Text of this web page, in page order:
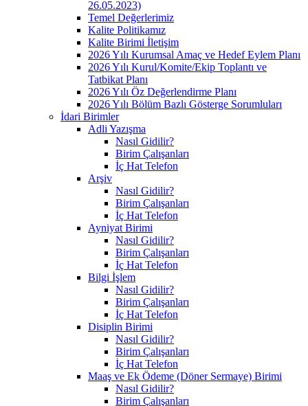
26.05.2023)
Temel Değerlerimiz
Kalite Politikamız
Kalite Birimi İletişim
2026 Yılı Kurumsal Amaç ve Hedef Eylem Planı
2026 Yılı Kurul/Komite/Ekip Toplantı ve
Tatbikat Planı
2026 Yılı Öz Değerlendirme Planı
2026 Yılı Bölüm Bazlı Gösterge Sorumluları
İdari Birimler
Adli Yazışma
Nasıl Gidilir?
Birim Çalışanları
İç Hat Telefon
Arşiv
Nasıl Gidilir?
Birim Çalışanları
İç Hat Telefon
Ayniyat Birimi
Nasıl Gidilir?
Birim Çalışanları
İç Hat Telefon
Bilgi İşlem
Nasıl Gidilir?
Birim Çalışanları
İç Hat Telefon
Disiplin Birimi
Nasıl Gidilir?
Birim Çalışanları
İç Hat Telefon
Maaş ve Ek Ödeme (Döner Sermaye) Birimi
Nasıl Gidilir?
Birim Çalışanları